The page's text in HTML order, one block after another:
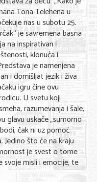
Tona Telehena u
nas u subotu 25.
je savremena basna
na inspirativan i
klonuća i
je namenjena
i domišljat jezik i živa
igru čine ovu
U svetu koji
razumevanja i šale,
glavu uskače „sumorno
čak ni uz pomoć
Jedino što će na kraju
je svest o tome
misli i emocije, te